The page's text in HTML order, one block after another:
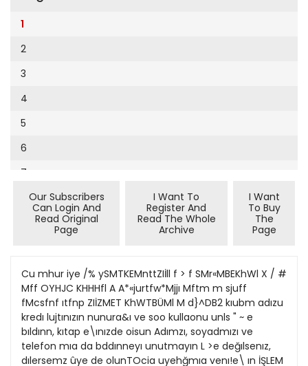
Cumhuriyet Sağlıklı Beslenme
Cumhuriyet Sokak
Cumhuriyet Spor
Cumhuriyet Strateji
Cumhuriyet Tarım
Cumhuriyet Yılbaşı
Çerçeve Eki
Dergi Eki
Ekonomi Eki
Evleniyoruz
Güney Dogu
Kitap Eki
Özel Ekler
1994
1991
1990
1989
1988
9
10
11
12
13
14
15
16
19
20
21
22
1
2
3
4
5
6
7
11
12
13
14
Our Subscribers
Can Login And
Read Original
Page
I Want To
Register And
Read The Whole
Archive
I Want
To Buy
The
Page
Cu mhur iye /% ySMTKEMnttZIİll f > f SMr«MBEKhWl X / #
Mff OYHJC KHHHfl A A*«jurtfw*Mjjı Mftm m sjuff
fMcsfnf ıtfnp ZIİZMET KhWTBÜMl M d}^DB2 kıubm adızu
kredı lujtınızın nunura&ı ve soo kullaonu unls " ~ e
bıldınn, kıtap e\ınızde oisun Adımzı, soyadmızı ve
telefon mıa da bddınneyı unutmayın L >e değılsenız,
dılersemz ûye de olunTOcia uyehğmıa venı!e\ ın İŞLEM